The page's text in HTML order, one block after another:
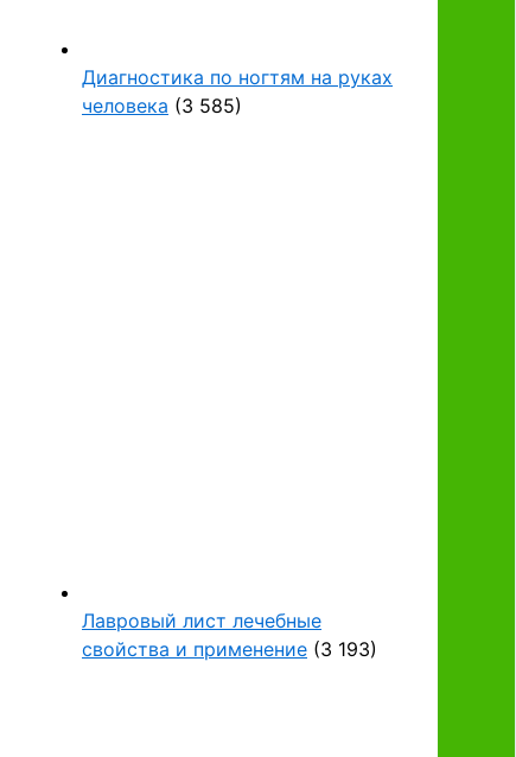
Диагностика по ногтям на руках
человека (3 585)
Лавровый лист лечебные
свойства и применение (3 193)